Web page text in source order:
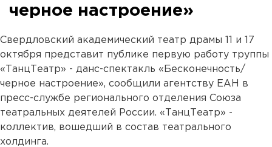
черное настроение»
Свердловский академический театр драмы 11 и 17
октября представит публике первую работу труппы
«ТанцТеатр» - данс-спектакль «Бесконечность/
черное настроение», сообщили агентству ЕАН в
пресс-службе регионального отделения Союза
театральных деятелей России. «ТанцТеатр» -
коллектив, вошедший в состав театрального
холдинга.